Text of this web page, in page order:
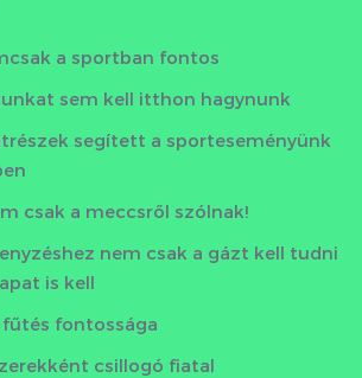
a sportban fontos
sem kell itthon hagynunk
segített a sporteseményünk
csak a meccsről szólnak!
nem csak a gázt kell tudni
is kell
fontossága
csillogó fiatal